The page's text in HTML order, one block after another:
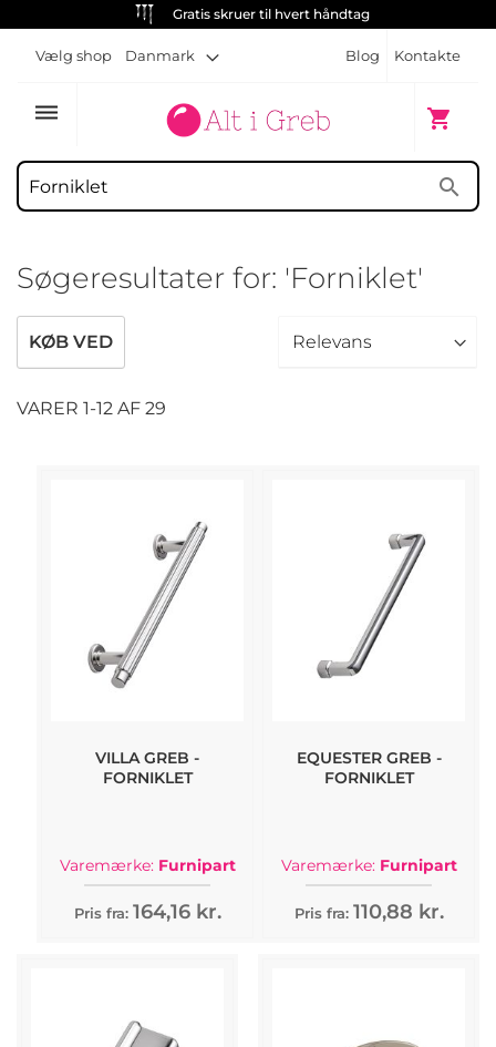
Gratis skruer til hvert håndtag
Blog Kontakte
Vælg shop Danmark
dehaze shopping_cart
Min
search
Søgeresultater for: 'Forniklet'
VARER 1-12 AF 29
VILLA GREB -
FORNIKLET
Varemærke: Furnipart
Pris fra: 164,16 kr.
EQUESTER GREB -
FORNIKLET
Varemærke: Furnipart
Pris fra: 110,88 kr.
KØB VED